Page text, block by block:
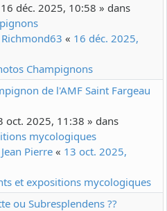
déc. 2025, 10:58 » dans
Richmond63 « 16 déc. 2025,
Champignons
de l'AMF Saint Fargeau
oct. 2025, 11:38 » dans
mycologiques
Jean Pierre « 13 oct. 2025,
et expositions mycologiques
ou Subresplendens ??